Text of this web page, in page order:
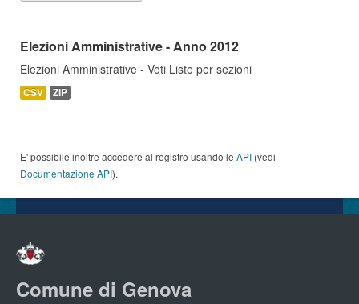
Elezioni Amministrative - Anno 2012
Elezioni Amministrative - Voti Liste per sezioni
CSV ZIP
E' possibile inoltre accedere al registro usando le API (vedi
Documentazione API).
Comune di Genova